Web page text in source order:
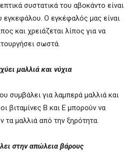
συστατικά του αβοκάντο είναι
Ο εγκέφαλός μας είναι
και χρειάζεται λίπος για να
σωστά.
μαλλιά και νύχια
συμβάλει για λαμπερά μαλλιά και
βιταμίνες Β και Ε μπορούν να
τα μαλλιά από την ξηρότητα.
στην απώλεια βάρους